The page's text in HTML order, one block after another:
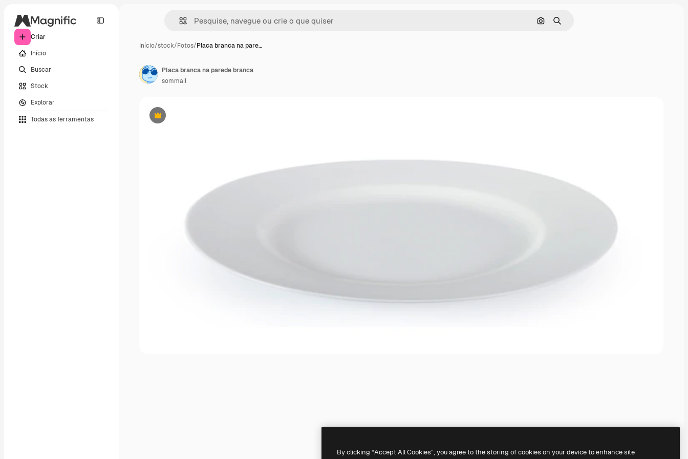
Criar
Início
Buscar
Stock
Explorar
Todas as ferramentas
Pesquisar por imagem
Buscar
Início/stock/Fotos/Placa branca na pare…
Premium
Placa branca na parede branca
sommail
By clicking “Accept All Cookies”, you agree to the storing of cookies on your device to enhance site